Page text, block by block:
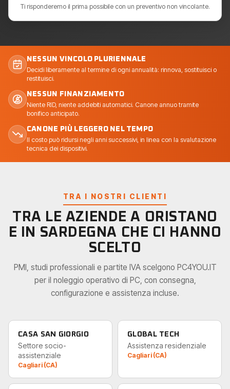
Ti risponderemo il prima possibile con un preventivo non vincolante.
NESSUN VINCOLO PLURIENNALE
Decidi liberamente al termine di ogni annualità: rinnova, sostituisci o
restituisci.
NESSUN FINANZIAMENTO
Niente RID, niente addebiti automatici. Canone annuo tramite
bonifico anticipato.
CANONE PIÙ LEGGERO NEL TEMPO
Il costo può ridursi negli anni successivi, in linea con la svalutazione
tecnica dei dispositivi.
TRA I NOSTRI CLIENTI
TRA LE AZIENDE A ORISTANO
E IN SARDEGNA CHE CI HANNO
SCELTO
PMI, studi professionali e partite IVA scelgono PC4YOU.IT
per il noleggio operativo di PC, con consegna,
configurazione e assistenza incluse.
CASA SAN GIORGIO
Settore socio-
assistenziale
Cagliari (CA)
GLOBAL TECH
Assistenza residenziale
Cagliari (CA)